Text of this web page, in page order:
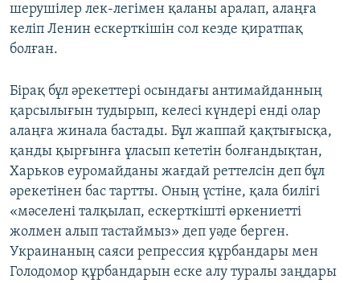
шерушілер лек-легімен қаланы аралап, алаңға
келіп Ленин ескерткішін сол кезде қиратпақ
болған.
Бірақ бұл әрекеттері осындағы антимайданның
қарсылығын тудырып, келесі күндері енді олар
алаңға жинала бастады. Бұл жаппай қақтығысқа,
қанды қырғынға ұласып кететін болғандықтан,
Харьков еуромайданы жағдай реттелсін деп бұл
әрекетінен бас тартты. Оның үстіне, қала билігі
«мәселені талқылап, ескерткішті өркениетті
жолмен алып тастаймыз» деп уәде берген.
Украинаның саяси репрессия құрбандары мен
Голодомор құрбандарын еске алу туралы заңдары